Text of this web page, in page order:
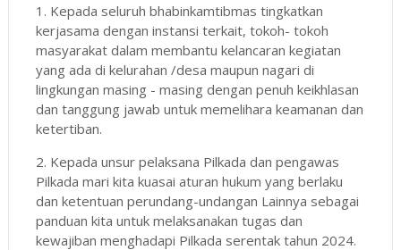
1. Kepada seluruh bhabinkamtibmas tingkatkan
kerjasama dengan instansi terkait, tokoh- tokoh
masyarakat dalam membantu kelancaran kegiatan
yang ada di kelurahan /desa maupun nagari di
lingkungan masing - masing dengan penuh keikhlasan
dan tanggung jawab untuk memelihara keamanan dan
ketertiban.
2. Kepada unsur pelaksana Pilkada dan pengawas
Pilkada mari kita kuasai aturan hukum yang berlaku
dan ketentuan perundang-undangan Lainnya sebagai
panduan kita untuk melaksanakan tugas dan
kewajiban menghadapi Pilkada serentak tahun 2024.